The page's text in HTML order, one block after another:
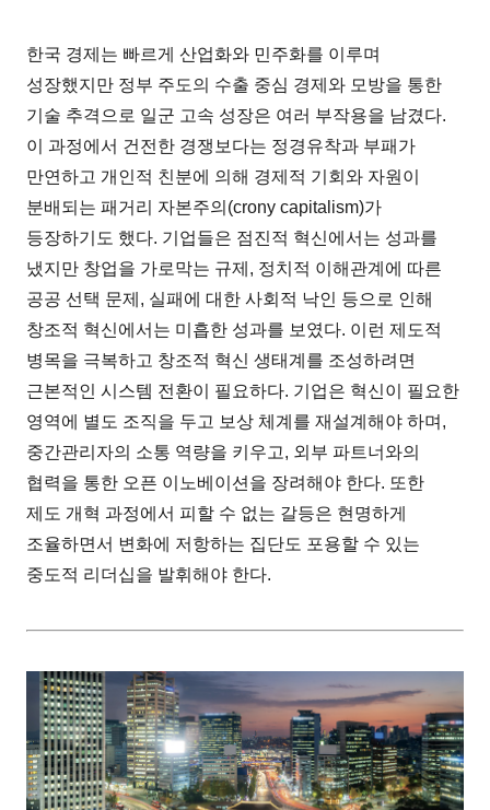
한국 경제는 빠르게 산업화와 민주화를 이루며
성장했지만 정부 주도의 수출 중심 경제와 모방을 통한
기술 추격으로 일군 고속 성장은 여러 부작용을 남겼다.
이 과정에서 건전한 경쟁보다는 정경유착과 부패가
만연하고 개인적 친분에 의해 경제적 기회와 자원이
분배되는 패거리 자본주의(crony capitalism)가
등장하기도 했다. 기업들은 점진적 혁신에서는 성과를
냈지만 창업을 가로막는 규제, 정치적 이해관계에 따른
공공 선택 문제, 실패에 대한 사회적 낙인 등으로 인해
창조적 혁신에서는 미흡한 성과를 보였다. 이런 제도적
병목을 극복하고 창조적 혁신 생태계를 조성하려면
근본적인 시스템 전환이 필요하다. 기업은 혁신이 필요한
영역에 별도 조직을 두고 보상 체계를 재설계해야 하며,
중간관리자의 소통 역량을 키우고, 외부 파트너와의
협력을 통한 오픈 이노베이션을 장려해야 한다. 또한
제도 개혁 과정에서 피할 수 없는 갈등은 현명하게
조율하면서 변화에 저항하는 집단도 포용할 수 있는
중도적 리더십을 발휘해야 한다.